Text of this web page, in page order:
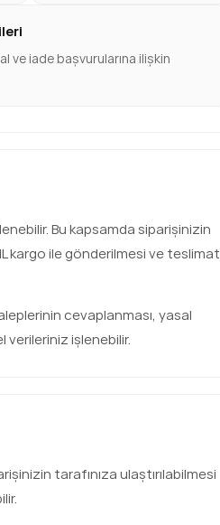
ve iade başvurularına ilişkin
Bu kapsamda siparişinizin
kargo ile gönderilmesi ve teslimat
cevaplanması, yasal
verileriniz işlenebilir.
tarafınıza ulaştırılabilmesi